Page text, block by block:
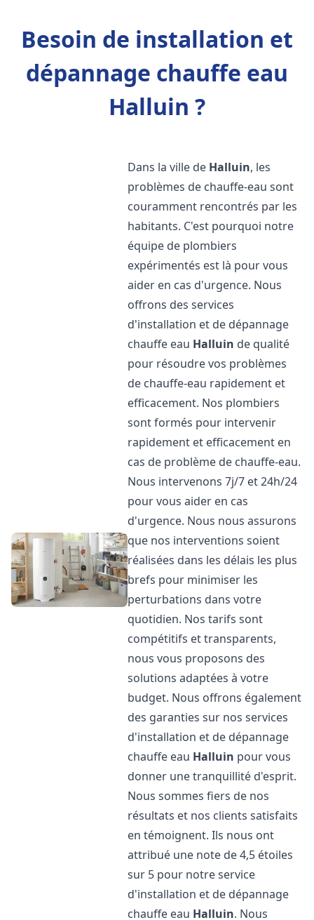
Besoin de installation et
dépannage chauffe eau
Halluin ?
Dans la ville de Halluin, les
problèmes de chauffe-eau sont
couramment rencontrés par les
habitants. C'est pourquoi notre
équipe de plombiers
expérimentés est là pour vous
aider en cas d'urgence. Nous
offrons des services
d'installation et de dépannage
chauffe eau Halluin de qualité
pour résoudre vos problèmes
de chauffe-eau rapidement et
efficacement. Nos plombiers
sont formés pour intervenir
rapidement et efficacement en
cas de problème de chauffe-eau.
Nous intervenons 7j/7 et 24h/24
pour vous aider en cas
d'urgence. Nous nous assurons
que nos interventions soient
réalisées dans les délais les plus
brefs pour minimiser les
perturbations dans votre
quotidien. Nos tarifs sont
compétitifs et transparents,
nous vous proposons des
solutions adaptées à votre
budget. Nous offrons également
des garanties sur nos services
d'installation et de dépannage
chauffe eau Halluin pour vous
donner une tranquillité d'esprit.
Nous sommes fiers de nos
résultats et nos clients satisfaits
en témoignent. Ils nous ont
attribué une note de 4,5 étoiles
sur 5 pour notre service
d'installation et de dépannage
chauffe eau Halluin. Nous